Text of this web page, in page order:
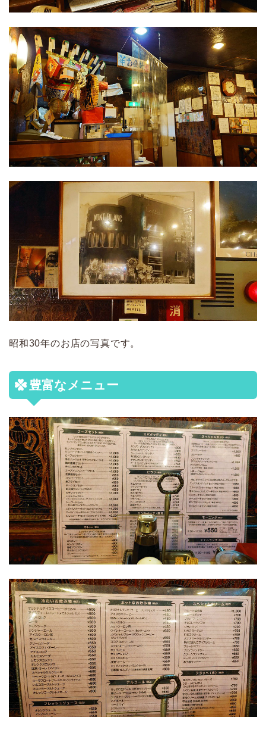
昭和30年のお店の写真です。
豊富なメニュー